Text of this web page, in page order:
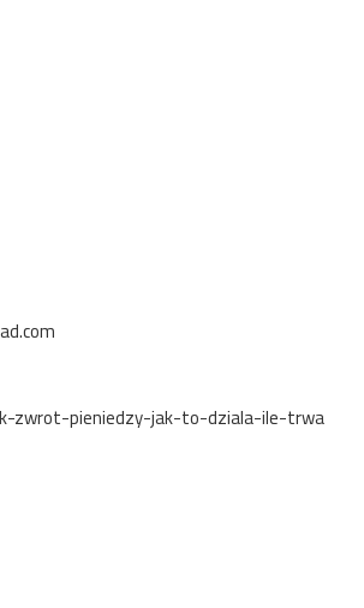
zwrot-pieniedzy-jak-to-dziala-ile-trwa